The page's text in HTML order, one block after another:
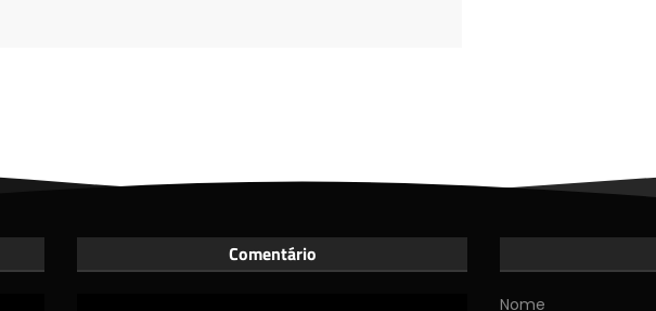
Comentário
Nome